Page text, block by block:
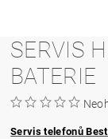
SERVIS
BATERIE
Servis telefonů